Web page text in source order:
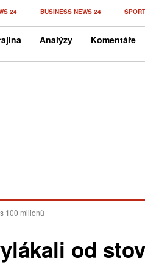
24 BUSINESS NEWS 24
Analýzy Komentáře
100 milionů
od